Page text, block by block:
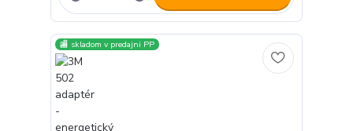
🏬 skladom v predajni PP